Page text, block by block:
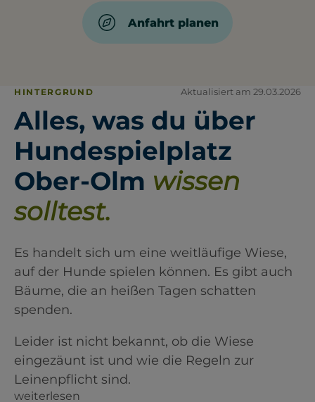
Anfahrt planen
HINTERGRUND Aktualisiert am 29.03.2026
Alles, was du über
Hundespielplatz
Ober-Olm wissen
solltest.
Es handelt sich um eine weitläufige Wiese,
auf der Hunde spielen können. Es gibt auch
Bäume, die an heißen Tagen schatten
spenden.
Leider ist nicht bekannt, ob die Wiese
eingezäunt ist und wie die Regeln zur
Leinenpflicht sind.
weiterlesen